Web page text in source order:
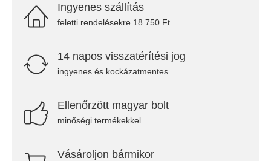
Ingyenes szállítás
feletti rendelésekre 18.750 Ft
14 napos visszatérítési jog
ingyenes és kockázatmentes
Ellenőrzött magyar bolt
minőségi termékekkel
Vásároljon bármikor